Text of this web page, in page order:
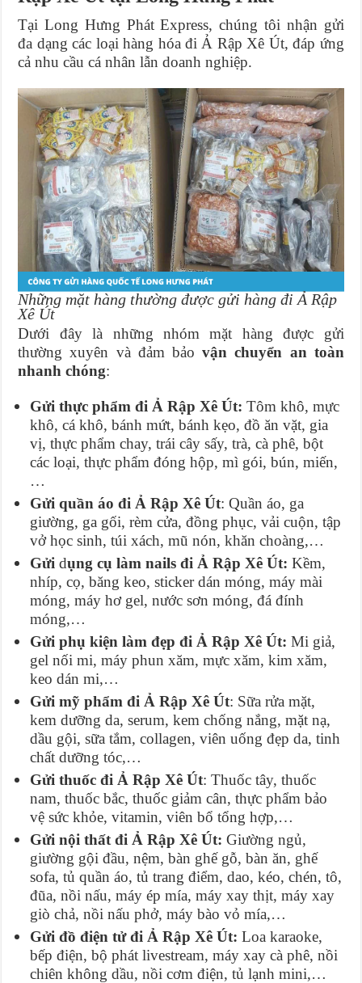
Tại Long Hưng Phát Express, chúng tôi nhận gửi
đa dạng các loại hàng hóa đi Ả Rập Xê Út, đáp ứng
cả nhu cầu cá nhân lẫn doanh nghiệp.
Những mặt hàng thường được gửi hàng đi Ả Rập
Xê Út
Dưới đây là những nhóm mặt hàng được gửi
thường xuyên và đảm bảovận chuyển an toàn
nhanh chóng:
Gửi thực phẩm đi Ả Rập Xê Út: Tôm khô, mực
khô, cá khô, bánh mứt, bánh kẹo, đồ ăn vặt, gia
vị, thực phẩm chay, trái cây sấy, trà, cà phê, bột
các loại, thực phẩm đóng hộp, mì gói, bún, miến,
…
Gửi quần áo đi Ả Rập Xê Út: Quần áo, ga
giường, ga gối, rèm cửa, đồng phục, vải cuộn, tập
vở học sinh, túi xách, mũ nón, khăn choàng,…
Gửi dụng cụ làm nails đi Ả Rập Xê Út:Kềm,
nhíp, cọ, băng keo, sticker dán móng, máy mài
móng, máy hơ gel, nước sơn móng, đá đính
móng,…
Gửi phụ kiện làm đẹp đi Ả Rập Xê Út:Mi giả,
gel nối mi, máy phun xăm, mực xăm, kim xăm,
keo dán mi,…
Gửi mỹ phẩm đi Ả Rập Xê Út: Sữa rửa mặt,
kem dưỡng da, serum, kem chống nắng, mặt nạ,
dầu gội, sữa tắm, collagen, viên uống đẹp da, tinh
chất dưỡng tóc,…
Gửi thuốcđi Ả Rập Xê Út: Thuốc tây, thuốc
nam, thuốc bắc, thuốc giảm cân, thực phẩm bảo
vệ sức khỏe, vitamin, viên bổ tổng hợp,…
Gửi nội thất đi Ả Rập Xê Út:Giường ngủ,
giường gội đầu, nệm, bàn ghế gỗ, bàn ăn, ghế
sofa, tủ quần áo, tủ trang điểm, dao, kéo, chén, tô,
đũa, nồi nấu, máy ép mía, máy xay thịt, máy xay
giò chả, nồi nấu phở, máy bào vỏ mía,…
Gửi đồ điện tử đi Ả Rập Xê Út:Loa karaoke,
bếp điện, bộ phát livestream, máy xay cà phê, nồi
chiên không dầu, nồi cơm điện, tủ lạnh mini,…